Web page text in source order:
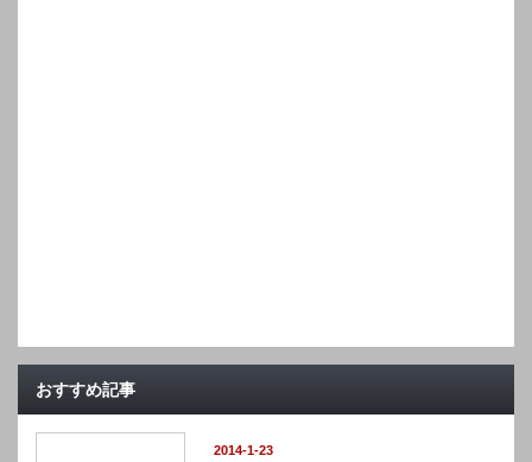
おすすめ記事
2014-1-23